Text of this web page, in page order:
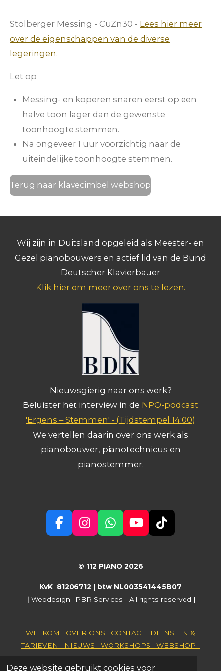
Deze website gebruikt cookies voor
Stolberger Messing - CuZn30 - Lees hier meer
over de eigenschappen van de diverse
legeringen.
Let op!
Messing- en koperen snaren eerst op een
halve toon lager dan de gewenste
toonhoogte stemmen.
Na ongeveer 1 uur voorzichtig naar de
uiteindelijke toonhoogte stemmen.
Terug naar klavecimbel webshop
Wij zijn in Duitsland opgeleid als Meester- en
Gezel pianobouwers en actief lid van de Bund
Deutscher Klavierbauer
Klik hier om meer over ons te lezen.
Nieuwsgierig naar ons werk?
Beluister het interview in de NPO-podcast
'Ergens – Stemmen' - (Tijdstempel 14:00)
We vertellen daarin over ons werk als
pianobouwer, pianotechnicus en
pianostemmer.
F
a
o
o
I
n
t
g
r
W
h
t
A
p
Y
o
T
b
e
T
i
k
© 112 PIANO 2026
KvK 81206712 |
btw NL003541445B07
ǀ Webdesign: PBR Services - All rights reserved |
WELKOM OVER ONS CONTACT
DIENSTEN &
TARIEVEN
NIEUWS WORKSHOPS WEBSHOP
KLAVECIMBEL
E.A.